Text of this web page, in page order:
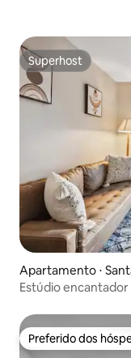
Superhost
Superhost
Apartamento ⋅
Estúdio
Preferido dos
Preferido dos